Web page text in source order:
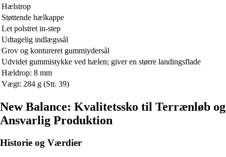
Hælstrop
Støttende hælkappe
Let polstret in-step
Udtagelig indlægssål
Grov og kontureret gummiydersål
Udvidet gummistykke ved hælen; giver en større landingsflade
Hældrop: 8 mm
Vægt: 284 g (Str. 39)
New Balance: Kvalitetssko til Terrænløb og
Ansvarlig Produktion
Historie og Værdier